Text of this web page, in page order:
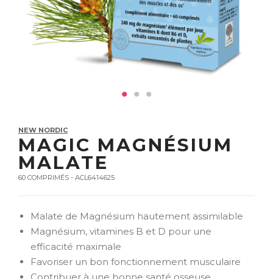
NEW NORDIC
MAGIC MAGNÉSIUM
MALATE
60 COMPRIMÉS - ACL6414625
Malate de Magnésium hautement assimilable
Magnésium, vitamines B et D pour une
efficacité maximale
Favoriser un bon fonctionnement musculaire